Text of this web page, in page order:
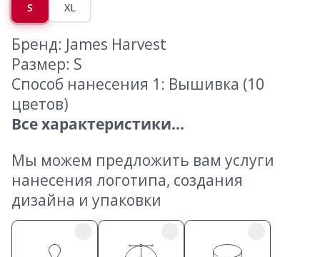
S XL
Бренд: James Harvest
Размер: S
Способ нанесения 1: Вышивка (10
цветов)
Все характеристики...
Мы можем предложить вам услуги
нанесения логотипа, создания
дизайна и упаковки